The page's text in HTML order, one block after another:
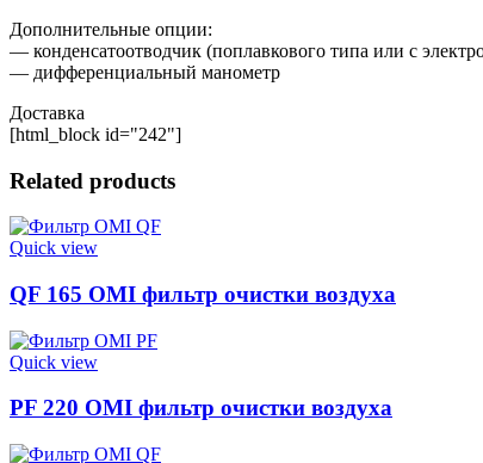
Дополнительные опции:
— конденсатоотводчик (поплавкового типа или с
— дифференциальный манометр
Доставка
[html_block id="242"]
Related products
Quick view
QF 165 OMI фильтр очистки воздуха
Quick view
PF 220 OMI фильтр очистки воздуха